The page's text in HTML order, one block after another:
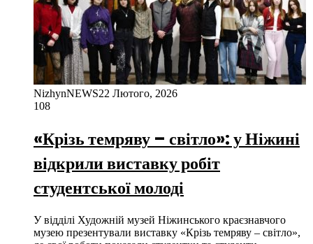
NizhynNEWS22 Лютого, 2026
108
«Крізь темряву – світло»: у Ніжині
відкрили виставку робіт
студентської молоді
У відділі Художній музей Ніжинського краєзнавчого
музею презентували виставку «Крізь темряву – світло»,